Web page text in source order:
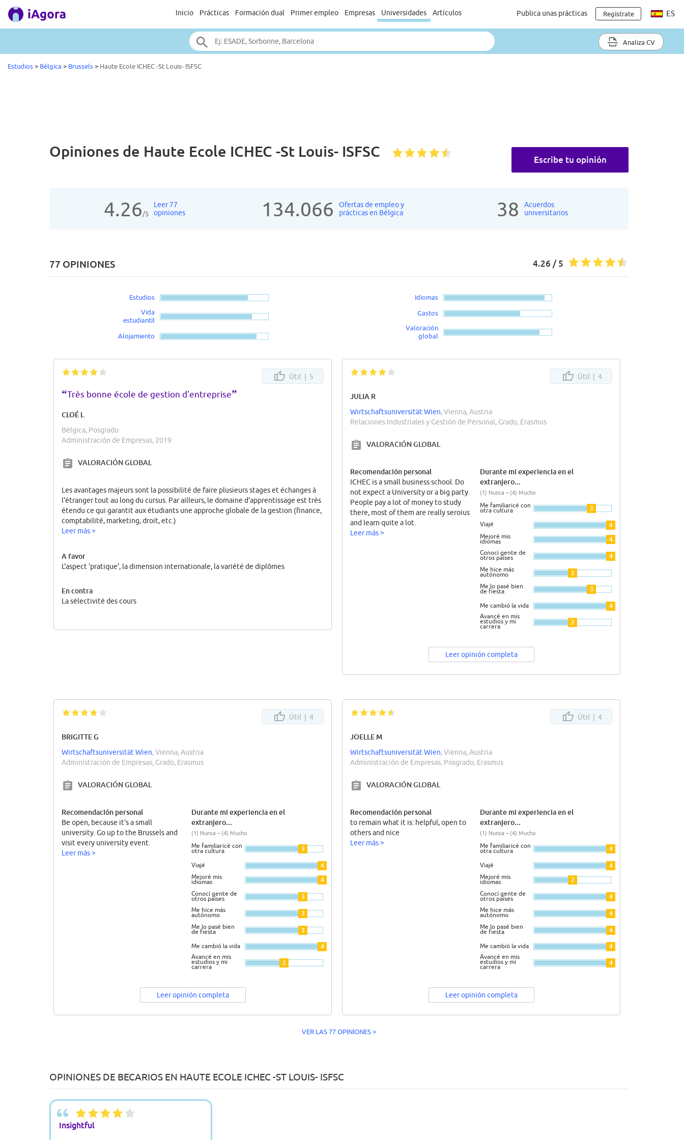
Inicio Prácticas Formación dual Primer empleo Empresas Universidades Artículos Publica unas prácticas Regístrate ES
Analiza CV
Estudios> Bélgica > Brussels> Haute Ecole ICHEC -St Louis- ISFSC
Escribe tu opinión
Opiniones de Haute Ecole ICHEC -St Louis- ISFSC
4.26/5
Leer 77
opiniones
134.066
Ofertas de empleo y
prácticas en Bélgica
38
Acuerdos
universitarios
77 OPINIONES 4.26 / 5
Estudios
Vida
estudiantil
Alojamiento
Idiomas
Gastos
Valoración
global
Útil | 5
“Très bonne école de gestion d'entreprise”
CLOÉ L
Bélgica, Posgrado
Administración de Empresas, 2019
VALORACIÓN GLOBAL
Les avantages majeurs sont la possibilité de faire plusieurs stages et échanges à
l'étranger tout au long du cursus. Par ailleurs, le domaine d'apprentissage est très
étendu ce qui garantit aux étudiants une approche globale de la gestion (finance,
comptabilité, marketing, droit, etc.)
Leer más >
A favor
L'aspect 'pratique', la dimension internationale, la variété de diplômes
En contra
La sélectivité des cours
Útil | 4
JULIA R
Wirtschaftsuniversität Wien, Vienna, Austria
Relaciones Industriales y Gestión de Personal, Grado, Erasmus
VALORACIÓN GLOBAL
Recomendación personal
ICHEC is a small business school. Do
not expect a University or a big party.
People pay a lot of money to study
there, most of them are really seroius
and learn quite a lot.
Leer más >
Durante mi experiencia en el
extranjero...
(1) Nunca – (4) Mucho
Me familiaricé con
otra cultura 3
Viajé 4
Mejoré mis
idiomas 4
Conocí gente de
otros países 4
Me hice más
autónomo 2
Me lo pasé bien
de fiesta 3
Me cambió la vida 4
Avancé en mis
estudios y mi
carrera
2
Leer opinión completa
Útil | 4
BRIGITTE G
Wirtschaftsuniversität Wien, Vienna, Austria
Administración de Empresas, Grado, Erasmus
VALORACIÓN GLOBAL
Recomendación personal
Be open, because it's a small
university. Go up to the Brussels and
visit every university event.
Leer más >
Durante mi experiencia en el
extranjero...
(1) Nunca – (4) Mucho
Me familiaricé con
otra cultura 3
Viajé 4
Mejoré mis
idiomas 4
Conocí gente de
otros países 3
Me hice más
autónomo 3
Me lo pasé bien
de fiesta 3
Me cambió la vida 4
Avancé en mis
estudios y mi
carrera
2
Leer opinión completa
Útil | 4
JOELLE M
Wirtschaftsuniversität Wien, Vienna, Austria
Administración de Empresas, Posgrado, Erasmus
VALORACIÓN GLOBAL
Recomendación personal
to remain what it is: helpful, open to
others and nice
Leer más >
Durante mi experiencia en el
extranjero...
(1) Nunca – (4) Mucho
Me familiaricé con
otra cultura 4
Viajé 4
Mejoré mis
idiomas 2
Conocí gente de
otros países 4
Me hice más
autónomo 4
Me lo pasé bien
de fiesta 4
Me cambió la vida 4
Avancé en mis
estudios y mi
carrera
4
Leer opinión completa
VER LAS 77 OPINIONES >
OPINIONES DE BECARIOS EN HAUTE ECOLE ICHEC -ST LOUIS- ISFSC
Insightful